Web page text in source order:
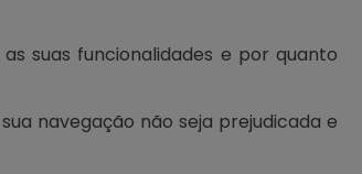
as suas funcionalidades e por quanto
navegação não seja prejudicada e